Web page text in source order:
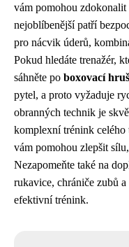
vám pomohou
nejoblíbenější patří
pro nácvik úderů,
Pokud hledáte trenažér,
sáhněte po boxovací
pytel, a proto vyžaduje
obranných technik je
komplexní trénink celého
vám pomohou zlepšit
Nezapomeňte také na
rukavice, chrániče zubů
efektivní trénink.